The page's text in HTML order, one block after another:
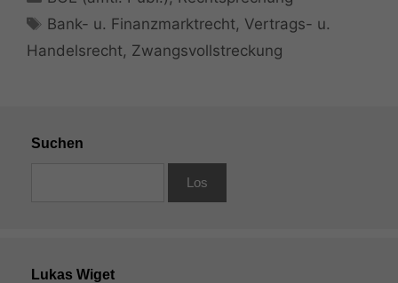
Schlagwörter
Bank- u. Finanzmarktrecht, Vertrags- u.
Handelsrecht, Zwangsvollstreckung
Suchen
Lukas Wiget